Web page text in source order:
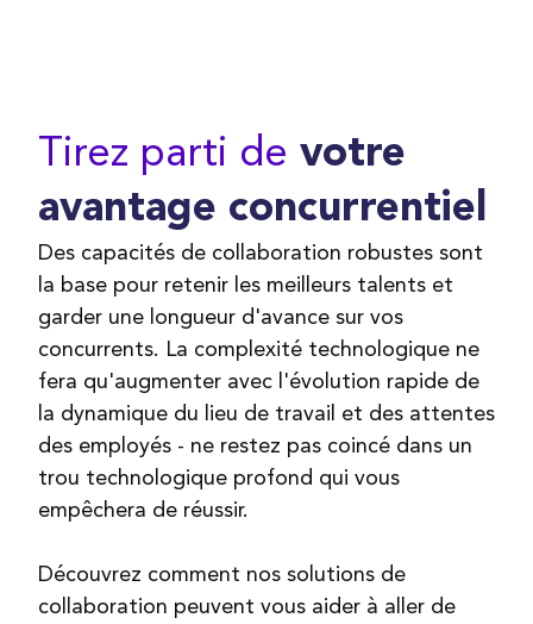
Tirez parti de votre
avantage concurrentiel
Des capacités de collaboration robustes sont
la base pour retenir les meilleurs talents et
garder une longueur d'avance sur vos
concurrents. La complexité technologique ne
fera qu'augmenter avec l'évolution rapide de
la dynamique du lieu de travail et des attentes
des employés - ne restez pas coincé dans un
trou technologique profond qui vous
empêchera de réussir.
Découvrez comment nos solutions de
collaboration peuvent vous aider à aller de